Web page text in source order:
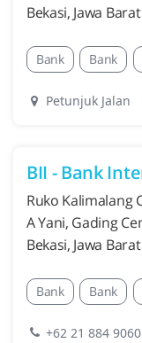
Bekasi, Jawa Barat
Bank Bank
Petunjuk Jalan
BII - Bank
Ruko Kalimalang
A Yani, Gading
Bekasi, Jawa Barat
Bank Bank
+62 21 884 9060